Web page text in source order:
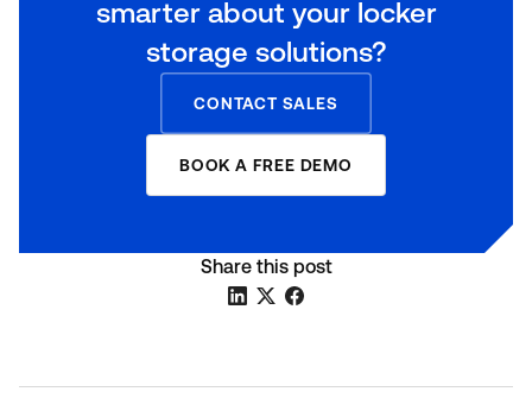
smarter about your locker
storage solutions?
CONTACT SALES
BOOK A FREE DEMO
Share this post